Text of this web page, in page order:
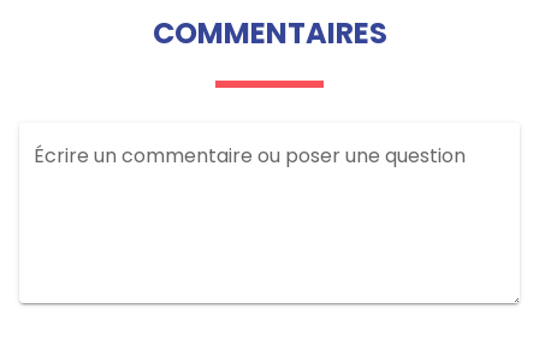
COMMENTAIRES
Écrire un commentaire ou poser une question